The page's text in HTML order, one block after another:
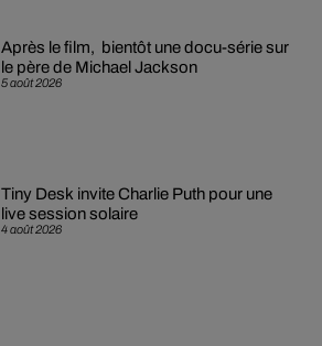
5 août 2026
Après le film, bientôt une docu-série sur
le père de Michael Jackson
4 août 2026
Tiny Desk invite Charlie Puth pour une
live session solaire